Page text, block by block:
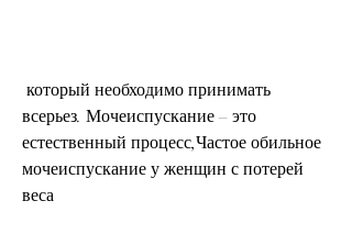
всерьез. Мочеиспускание – это
естественный процесс,Частое обильное
мочеиспускание у женщин с потерей
веса